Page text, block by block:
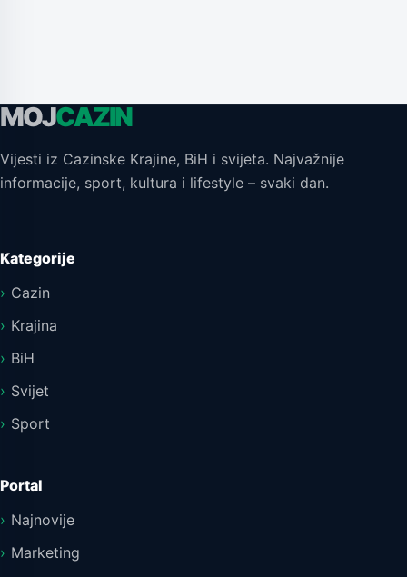
MOJCAZIN
Vijesti iz Cazinske Krajine, BiH i svijeta. Najvažnije
informacije, sport, kultura i lifestyle – svaki dan.
Kategorije
Cazin
Krajina
BiH
Svijet
Sport
Portal
Najnovije
Marketing